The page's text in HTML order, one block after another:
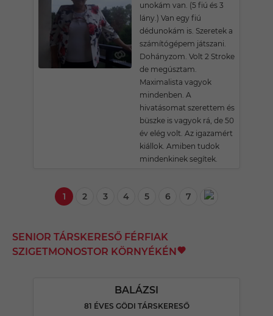
unokám van. (5 fiú és 3
lány.) Van egy fiú
dédunokám is. Szeretek a
számítógépem játszani.
Dohányzom. Volt 2 Stroke
de megúsztam.
Maximalista vagyok
mindenben. A
hivatásomat szerettem és
büszke is vagyok rá, de 50
év elég volt. Az igazamért
kiállok. Amiben tudok
mindenkinek segítek.
1 2 3 4 5 6 7
SENIOR TÁRSKERESŐ FÉRFIAK
SZIGETMONOSTOR KÖRNYÉKÉN
BALÁZSI
81 ÉVES GÖDI TÁRSKERESŐ